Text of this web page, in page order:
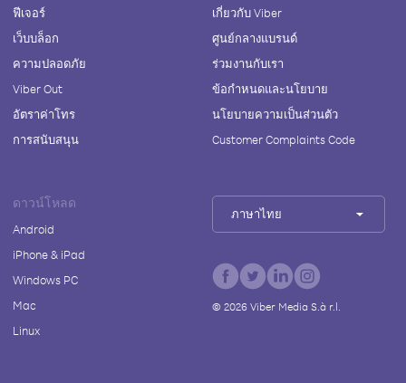
ฟีเจอร์
เว็บบล็อก
ความปลอดภัย
Viber Out
อัตราค่าโทร
การสนับสนุน
เกี่ยวกับ Viber
ศูนย์กลางแบรนด์
ร่วมงานกับเรา
ข้อกำหนดและนโยบาย
นโยบายความเป็นส่วนตัว
Customer Complaints Code
ดาวน์โหลด
Android
iPhone & iPad
Windows PC
Mac
Linux
ภาษาไทย
© 2026Viber Media S.à r.l.